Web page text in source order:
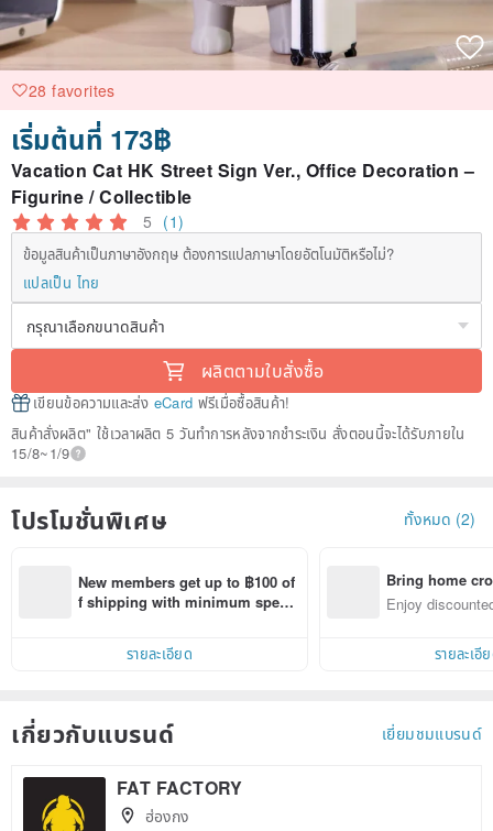
28 favorites
เริ่มต้นที่ 173฿
Vacation Cat HK Street Sign Ver., Office Decoration –
Figurine / Collectible
5 (1)
ข้อมูลสินค้าเป็นภาษาอังกฤษ ต้องการแปลภาษาโดยอัตโนมัติหรือไม่?
แปลเป็น ไทย
ผลิตตามใบสั่งซื้อ
เขียนข้อความและส่ง eCard ฟรีเมื่อซื้อสินค้า!
สินค้าสั่งผลิต" ใช้เวลาผลิต 5 วันทำการหลังจากชำระเงิน สั่งตอนนี้จะได้รับภายใน
15/8~1/9
โปรโมชั่นพิเศษ ทั้งหมด (2)
New members get up to ฿100 of
f shipping with minimum spen
รายละเอียด
Bring home
n with ease
Enjoy
รายละเอี
เกี่ยวกับแบรนด์ เยี่ยมชมแบรนด์
FAT FACTORY
ฮ่องกง